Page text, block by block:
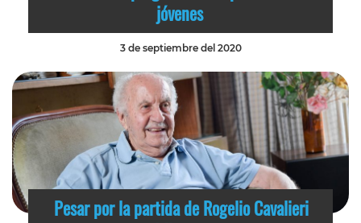
jóvenes
3 de septiembre del 2020
Pesar por la partida de Rogelio Cavalieri